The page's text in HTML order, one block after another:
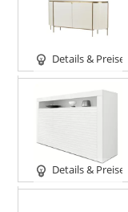
Details & Preise
Details & Preise